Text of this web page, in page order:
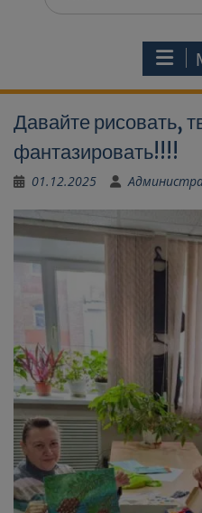
Давайте рисовать,
фантазировать!!!!
01.12.2025